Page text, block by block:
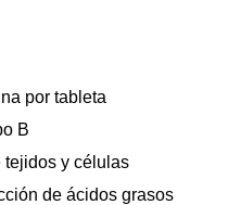
por tableta
B
tejidos y células
de ácidos grasos